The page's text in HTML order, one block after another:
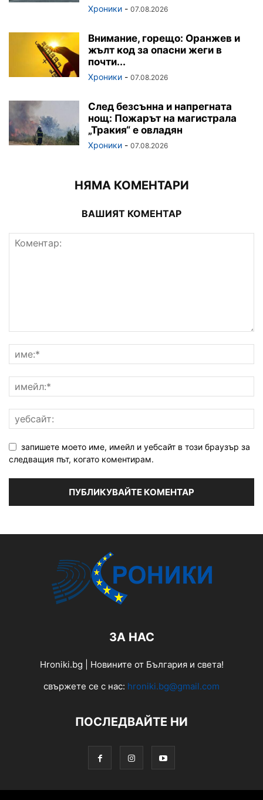
Хроники - 07.08.2026
Внимание, горещо: Оранжев и
жълт код за опасни жеги в
почти...
Хроники - 07.08.2026
След безсънна и напрегната
нощ: Пожарът на магистрала
„Тракия“ е овладян
Хроники - 07.08.2026
НЯМА КОМЕНТАРИ
ВАШИЯТ КОМЕНТАР
запишете моето име, имейл и уебсайт в този браузър за
следващия път, когато коментирам.
ЗА НАС
Hroniki.bg | Новините от България и света!
свържете се с нас: hroniki.bg@gmail.com
ПОСЛЕДВАЙТЕ НИ